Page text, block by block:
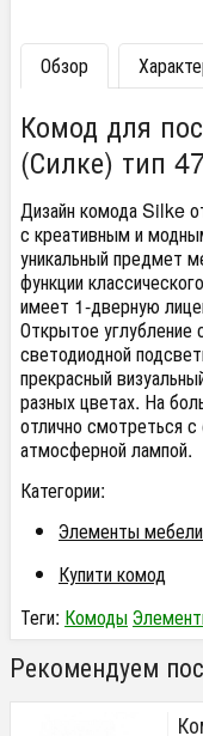
Обзор
Комод для
(Силке) тип
Дизайн комода Silke
с креативным и
уникальный предмет
функции
имеет 1-дверную
Открытое
светодиодной
прекрасный
разных цветах. На
отлично смотреться
атмосферной лампой.
Категории:
Элементы
Купити комод
Теги: Комоды
Рекомендуем